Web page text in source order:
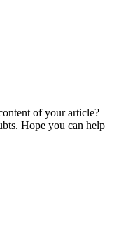
of your article?
Hope you can help